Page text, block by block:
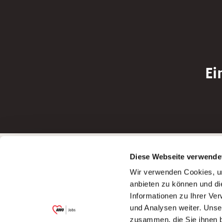
Diese Webseite
Wir verwenden Cookies,
anbieten zu können und
Informationen zu Ihrer
und Analysen weiter.
zusammen, die Sie ihnen
Garitz Bewirtschaftungsbetriebe GmbH
(Ein Tochterunternehmen des AWO
Bezirksverbandes Unterfranken e.V.)